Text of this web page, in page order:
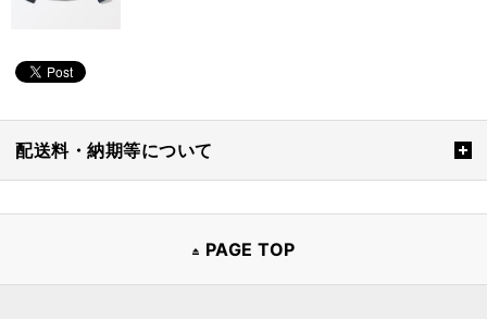
配送料・納期等について
PAGE TOP